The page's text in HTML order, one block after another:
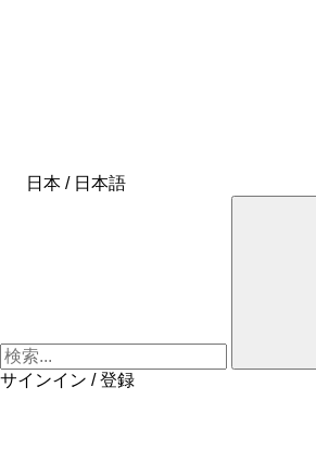
日本 / 日本語
サインイン / 登録